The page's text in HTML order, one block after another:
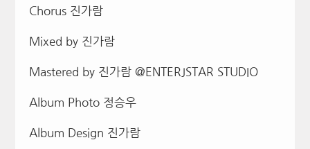
Chorus 진가람
Mixed by 진가람
Mastered by 진가람 @ENTERJSTAR STUDIO
Album Photo 정승우
Album Design 진가람